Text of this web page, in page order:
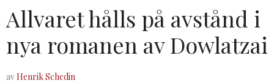
Allvaret hålls på avstånd i
nya romanen av Dowlatzai
avHenrik Schedin